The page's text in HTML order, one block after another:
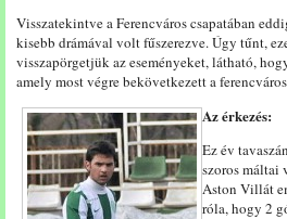
Visszatekintve a Ferencváros csapatában
kisebb drámával volt fűszerezve. Úgy tűnt,
visszapörgetjük az eseményeket, látható,
amely most végre bekövetkezett a
Az érkezés:
Ez év
szoros máltai
Aston Villát
róla, hogy 2